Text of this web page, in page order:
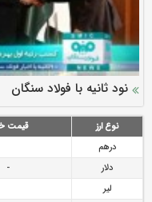
ارزش سهام عدالت بالا رفت
سرمایه بیمه کوثر به ۴ همت می‌رسد
نود ثانیه با فولاد سنگان
تقدیر دبیرکل سندیکای
رازی
توصیه های رئیس پلیس
پیشگیری از سرقت های
نوع ارز قیمت
درهم
دلار
-
لیر